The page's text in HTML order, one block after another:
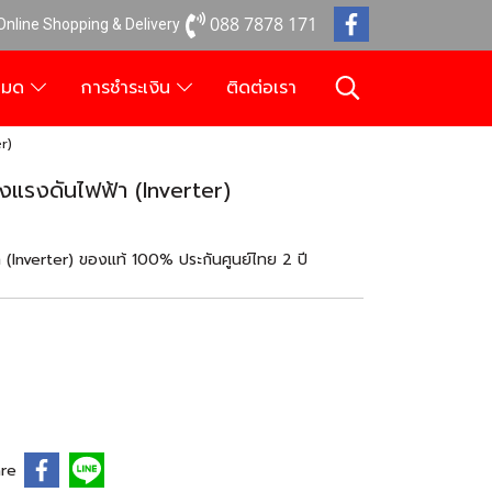
Shopping & Delivery 088 7878 171
ด การชำระเงิน ติดต่อเรา
แรงดันไฟฟ้า (Inverter)
(Inverter) ของแท้ 100% ประกันศูนย์ไทย 2 ปี